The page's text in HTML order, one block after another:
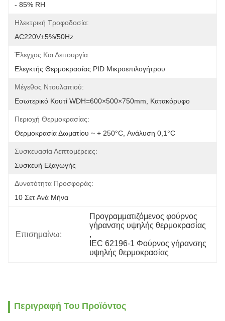
- 85% RH
Ηλεκτρική Τροφοδοσία:
AC220V±5%/50Hz
Έλεγχος Και Λειτουργία:
Ελεγκτής Θερμοκρασίας PID Μικροεπιλογήτρου
Μέγεθος Ντουλαπιού:
Εσωτερικό Κουτί WDH=600×500×750mm, Κατακόρυφο
Περιοχή Θερμοκρασίας:
Θερμοκρασία Δωματίου ~ + 250°C, Ανάλυση 0,1°C
Συσκευασία Λεπτομέρειες:
Συσκευή Εξαγωγής
Δυνατότητα Προσφοράς:
10 Σετ Ανά Μήνα
Επισημαίνω:
Προγραμματιζόμενος φούρνος
γήρανσης υψηλής θερμοκρασίας
,
IEC 62196-1 Φούρνος γήρανσης
υψηλής θερμοκρασίας
Περιγραφή Του Προϊόντος